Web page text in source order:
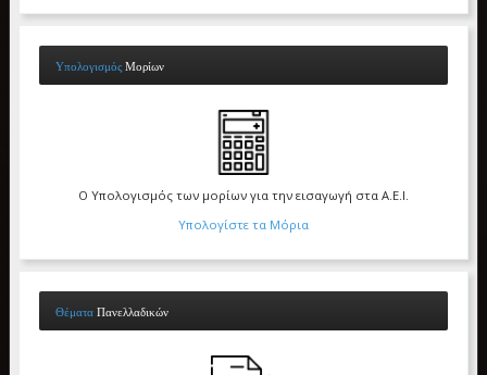
Υπολογισμός Μορίων
Ο Υπολογισμός των μορίων για την εισαγωγή στα Α.Ε.Ι.
Υπολογίστε τα Μόρια
Θέματα Πανελλαδικών